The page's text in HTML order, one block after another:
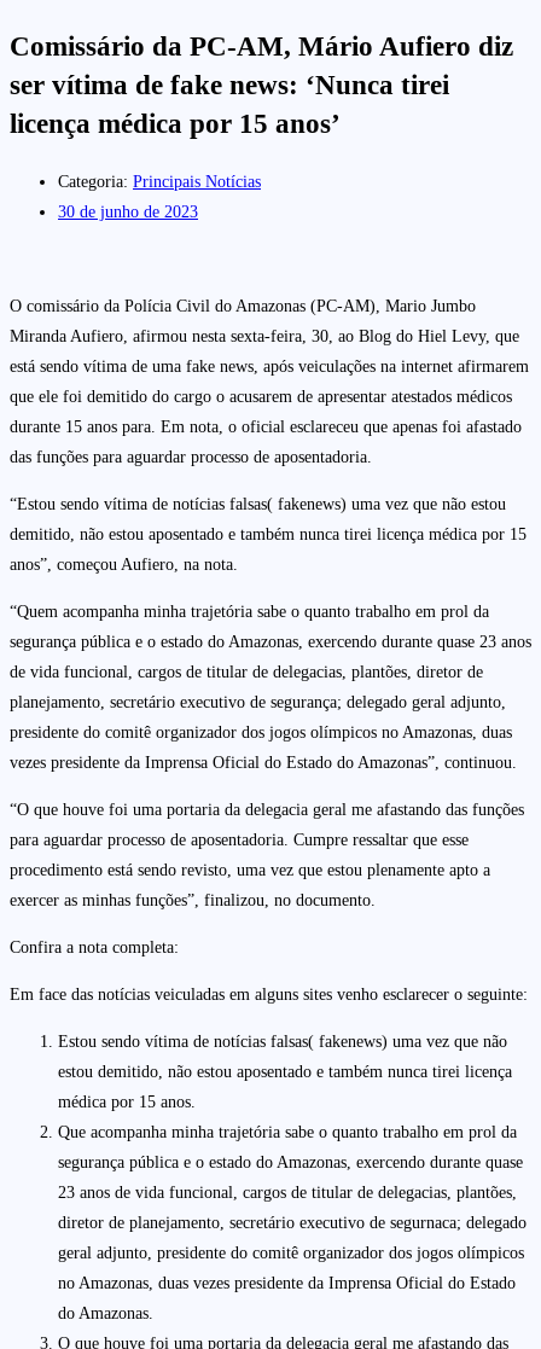
Comissário da PC-AM, Mário Aufiero diz
ser vítima de fake news: ‘Nunca tirei
licença médica por 15 anos’
Categoria: Principais Notícias
30 de junho de 2023
O comissário da Polícia Civil do Amazonas (PC-AM), Mario Jumbo
Miranda Aufiero, afirmou nesta sexta-feira, 30, ao Blog do Hiel Levy, que
está sendo vítima de uma fake news, após veiculações na internet afirmarem
que ele foi demitido do cargo o acusarem de apresentar atestados médicos
durante 15 anos para. Em nota, o oficial esclareceu que apenas foi afastado
das funções para aguardar processo de aposentadoria.
“Estou sendo vítima de notícias falsas( fakenews) uma vez que não estou
demitido, não estou aposentado e também nunca tirei licença médica por 15
anos”, começou Aufiero, na nota.
“Quem acompanha minha trajetória sabe o quanto trabalho em prol da
segurança pública e o estado do Amazonas, exercendo durante quase 23 anos
de vida funcional, cargos de titular de delegacias, plantões, diretor de
planejamento, secretário executivo de segurança; delegado geral adjunto,
presidente do comitê organizador dos jogos olímpicos no Amazonas, duas
vezes presidente da Imprensa Oficial do Estado do Amazonas”, continuou.
“O que houve foi uma portaria da delegacia geral me afastando das funções
para aguardar processo de aposentadoria. Cumpre ressaltar que esse
procedimento está sendo revisto, uma vez que estou plenamente apto a
exercer as minhas funções”, finalizou, no documento.
Confira a nota completa:
Em face das notícias veiculadas em alguns sites venho esclarecer o seguinte:
Estou sendo vítima de notícias falsas( fakenews) uma vez que não
estou demitido, não estou aposentado e também nunca tirei licença
médica por 15 anos.
Que acompanha minha trajetória sabe o quanto trabalho em prol da
segurança pública e o estado do Amazonas, exercendo durante quase
23 anos de vida funcional, cargos de titular de delegacias, plantões,
diretor de planejamento, secretário executivo de segurnaca; delegado
geral adjunto, presidente do comitê organizador dos jogos olímpicos
no Amazonas, duas vezes presidente da Imprensa Oficial do Estado
do Amazonas.
O que houve foi uma portaria da delegacia geral me afastando das